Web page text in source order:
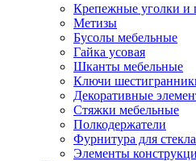
Крепежные уголки и
Метизы
Бусолы мебельные
Гайка усовая
Шканты мебельные
Ключи
Декоративные
Стяжки мебельные
Полкодержатели
Фурнитура для стекла
Элементы